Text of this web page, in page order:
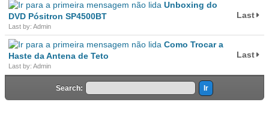
Unboxing do
DVD Pósitron SP4500BT
Last by: Admin
Last
Como Trocar a
Haste da Antena de Teto
Last by: Admin
Last
Search: